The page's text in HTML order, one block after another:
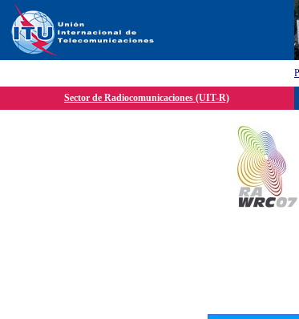
Sector de Radiocomunicaciones (UIT-R)